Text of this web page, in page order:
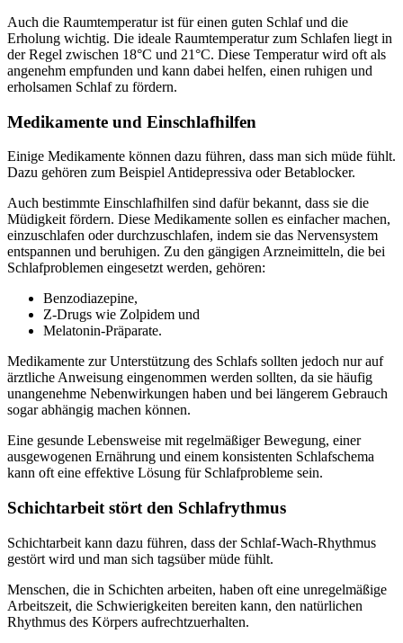
Auch die Raumtemperatur ist für einen guten Schlaf und die
Erholung wichtig. Die ideale Raumtemperatur zum Schlafen liegt in
der Regel zwischen 18°C und 21°C. Diese Temperatur wird oft als
angenehm empfunden und kann dabei helfen, einen ruhigen und
erholsamen Schlaf zu fördern.
Medikamente und Einschlafhilfen
Einige Medikamente können dazu führen, dass man sich müde fühlt.
Dazu gehören zum Beispiel Antidepressiva oder Betablocker.
Auch bestimmte Einschlafhilfen sind dafür bekannt, dass sie die
Müdigkeit fördern. Diese Medikamente sollen es einfacher machen,
einzuschlafen oder durchzuschlafen, indem sie das Nervensystem
entspannen und beruhigen. Zu den gängigen Arzneimitteln, die bei
Schlafproblemen eingesetzt werden, gehören:
Benzodiazepine,
Z-Drugs wie Zolpidem und
Melatonin-Präparate.
Medikamente zur Unterstützung des Schlafs sollten jedoch nur auf
ärztliche Anweisung eingenommen werden sollten, da sie häufig
unangenehme Nebenwirkungen haben und bei längerem Gebrauch
sogar abhängig machen können.
Eine gesunde Lebensweise mit regelmäßiger Bewegung, einer
ausgewogenen Ernährung und einem konsistenten Schlafschema
kann oft eine effektive Lösung für Schlafprobleme sein.
Schichtarbeit stört den Schlafrythmus
Schichtarbeit kann dazu führen, dass der Schlaf-Wach-Rhythmus
gestört wird und man sich tagsüber müde fühlt.
Menschen, die in Schichten arbeiten, haben oft eine unregelmäßige
Arbeitszeit, die Schwierigkeiten bereiten kann, den natürlichen
Rhythmus des Körpers aufrechtzuerhalten.